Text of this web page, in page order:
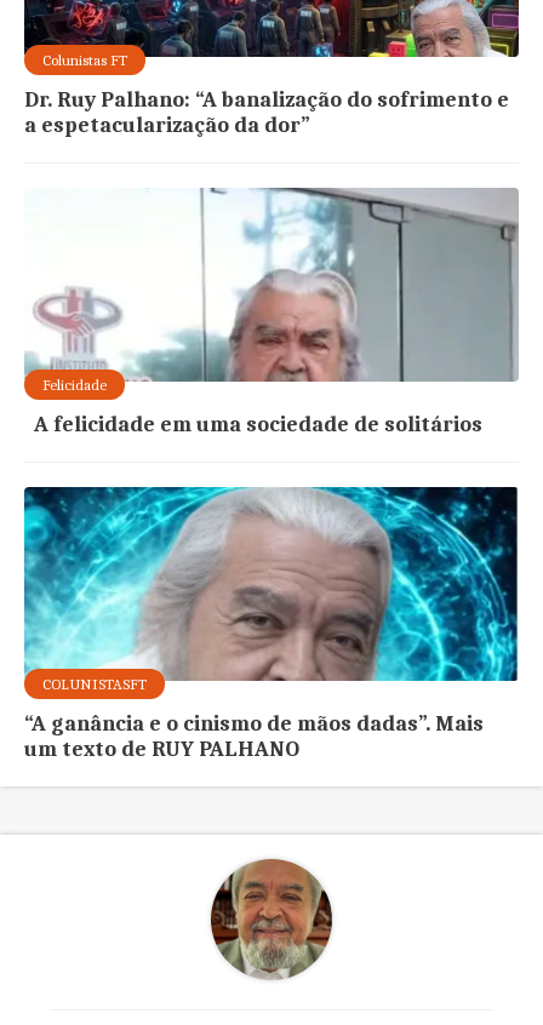
Colunistas FT
Dr. Ruy Palhano: “A banalização do sofrimento e
a espetacularização da dor”
Felicidade
A felicidade em uma sociedade de solitários
COLUNISTASFT
“A ganância e o cinismo de mãos dadas”. Mais
um texto de RUY PALHANO